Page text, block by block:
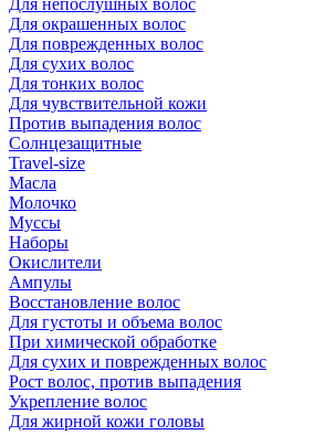
Для непослушных волос
Для окрашенных волос
Для поврежденных волос
Для сухих волос
Для тонких волос
Для чувствительной кожи
Против выпадения волос
Солнцезащитные
Travel-size
Масла
Молочко
Муссы
Наборы
Окислители
Ампулы
Восстановление волос
Для густоты и объема волос
При химической обработке
Для сухих и поврежденных волос
Рост волос, против выпадения
Укрепление волос
Для жирной кожи головы